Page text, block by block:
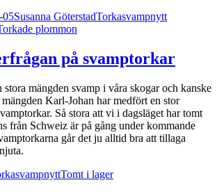
05Författare
Susanna GöterstadKategorier
TorkasvampnyttTaggar
plommon
på svamptorkar
stora mängden svamp i våra skogar och kanske
Karl-Johan har medfört en stor
Så stora att vi i dagsläget har tomt
från Schweiz är på gång under kommande
går det ju alltid bra att tillaga
Taggar
Tomt i lager